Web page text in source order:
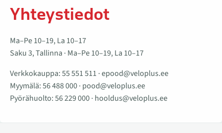
Yhteystiedot
Ma–Pe 10–19, La 10–17
Saku 3, Tallinna · Ma–Pe 10–19, La 10–17
Verkkokauppa:55 551 511 ·epood@veloplus.ee
Myymälä:56 488 000· pood@veloplus.ee
Pyörähuolto:56 229 000· hooldus@veloplus.ee